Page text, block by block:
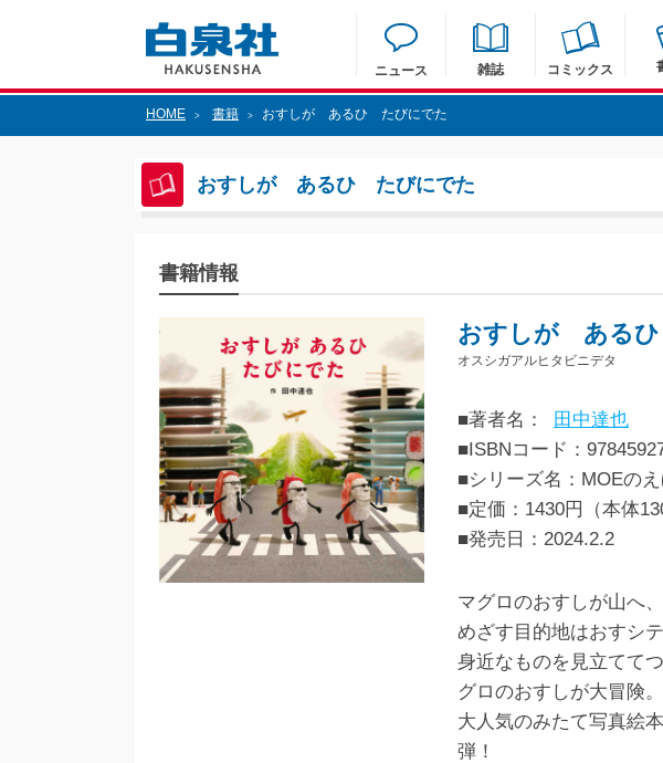
ニュース 雑誌 コミックス
HOME > 書籍 > おすしが あるひ たびにでた
おすしが あるひ たびにでた
書籍情報
おすしが ある
オスシガアルヒタビニデタ
■著者名：
田中達也
■ISBNコード：
■シリーズ名：MOEの
■定価：1430円（本体
■発売日： 2024.2.2
マグロのおすしが山へ
めざす目的地はおすシテ
身近なものを見立てて
グロのおすしが大冒険。
大人気のみたて写真絵
弾！